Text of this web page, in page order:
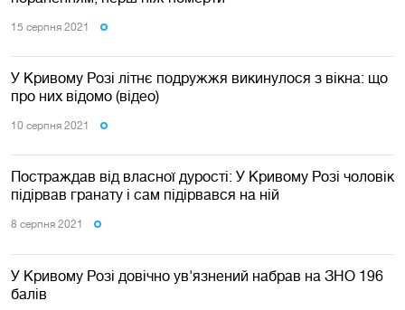
15 серпня 2021
У Кривому Розі літнє подружжя викинулося з вікна: що
про них відомо (відео)
10 серпня 2021
Постраждав від власної дурості: У Кривому Розі чоловік
підірвав гранату і сам підірвався на ній
8 серпня 2021
У Кривому Розі довічно ув'язнений набрав на ЗНО 196
балів